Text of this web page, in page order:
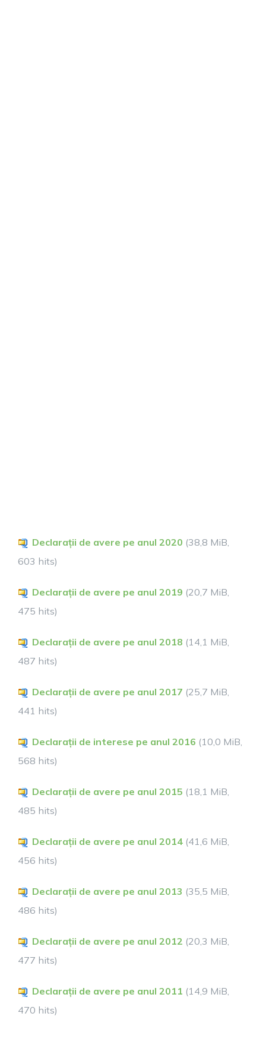
Declarații de avere pe anul 2020 (38,8 MiB,
603 hits)
Declarații de avere pe anul 2019 (20,7 MiB,
475 hits)
Declarații de avere pe anul 2018 (14,1 MiB,
487 hits)
Declarații de avere pe anul 2017 (25,7 MiB,
441 hits)
Declarații de interese pe anul 2016 (10,0 MiB,
568 hits)
Declarații de avere pe anul 2015 (18,1 MiB,
485 hits)
Declarații de avere pe anul 2014 (41,6 MiB,
456 hits)
Declarații de avere pe anul 2013 (35,5 MiB,
486 hits)
Declarații de avere pe anul 2012 (20,3 MiB,
477 hits)
Declarații de avere pe anul 2011 (14,9 MiB,
470 hits)